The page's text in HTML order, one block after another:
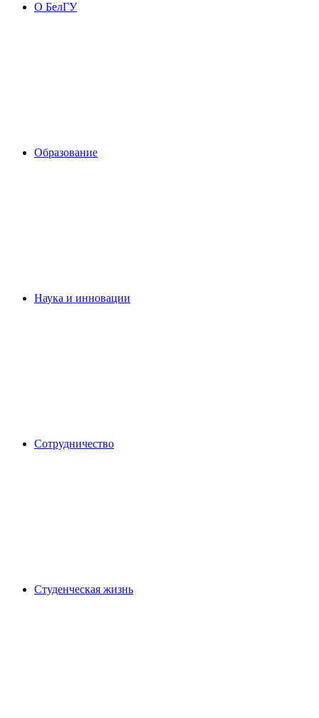
О БелГУ
Образование
Наука и инновации
Сотрудничество
Студенческая жизнь